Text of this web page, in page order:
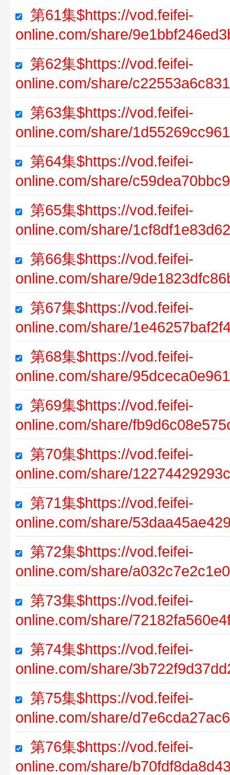
第61集$https://vod.feifei-
online.com/share/
第62集$https://vod.feifei-
online.com/share/
第63集$https://vod.feifei-
online.com/share/
第64集$https://vod.feifei-
online.com/share/
第65集$https://vod.feifei-
online.com/share/
第66集$https://vod.feifei-
online.com/share/
第67集$https://vod.feifei-
online.com/share/
第68集$https://vod.feifei-
online.com/share/
第69集$https://vod.feifei-
online.com/share/
第70集$https://vod.feifei-
online.com/share/
第71集$https://vod.feifei-
online.com/share/
第72集$https://vod.feifei-
online.com/share/
第73集$https://vod.feifei-
online.com/share/
第74集$https://vod.feifei-
online.com/share/
第75集$https://vod.feifei-
online.com/share/
第76集$https://vod.feifei-
online.com/share/